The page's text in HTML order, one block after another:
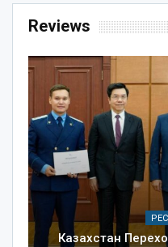
Reviews
Казахстан